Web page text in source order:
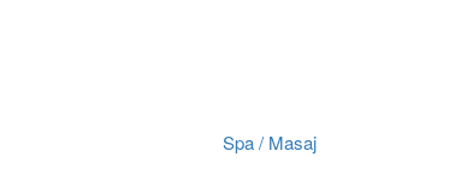
Spa / Masaj